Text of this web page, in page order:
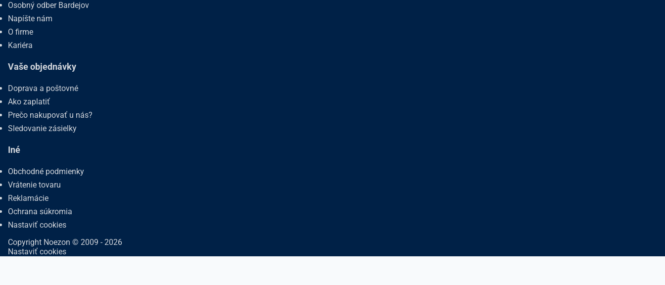
Osobný odber Bardejov
Napíšte nám
O firme
Kariéra
Vaše objednávky
Doprava a poštovné
Ako zaplatiť
Prečo nakupovať u nás?
Sledovanie zásielky
Iné
Obchodné podmienky
Vrátenie tovaru
Reklamácie
Ochrana súkromia
Nastaviť cookies
Copyright Noezon © 2009 - 2026
Nastaviť cookies